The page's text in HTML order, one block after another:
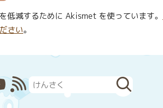
低減するために Akismet を使っています。
さい。
YouTube
RSS